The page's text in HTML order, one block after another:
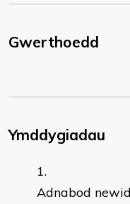
Gwerthoedd
Ymddygiadau
Adnabod